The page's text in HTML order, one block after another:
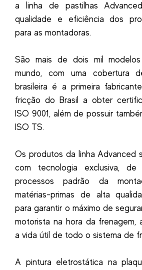
a linha de pastilhas
qualidade e eficiência dos
para as montadoras.
São mais de dois mil
mundo, com uma cobertura
brasileira é a primeira
fricção do Brasil a obter
ISO 9001, além de possuir
ISO TS.
Os produtos da linha Advanced
com tecnologia exclusiva,
processos padrão da
matérias-primas de alta
para garantir o máximo de
motorista na hora da frenagem,
a vida útil de todo o sistema de
A pintura eletrostática na